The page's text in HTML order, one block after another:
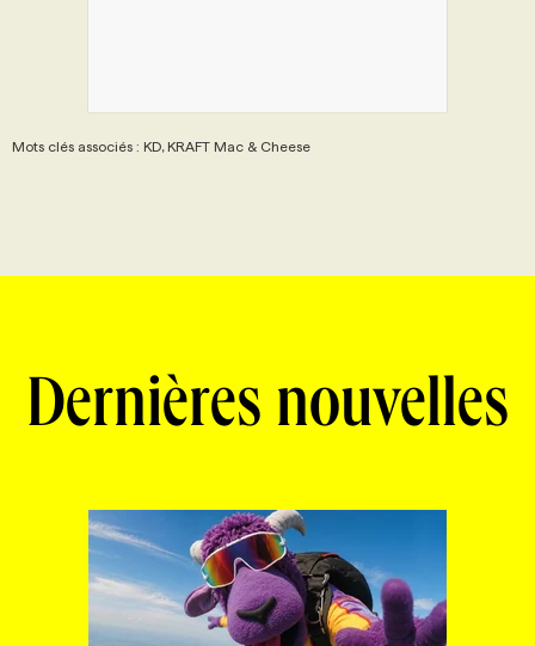
Mots clés associés : KD, KRAFT Mac & Cheese
Dernières nouvelles